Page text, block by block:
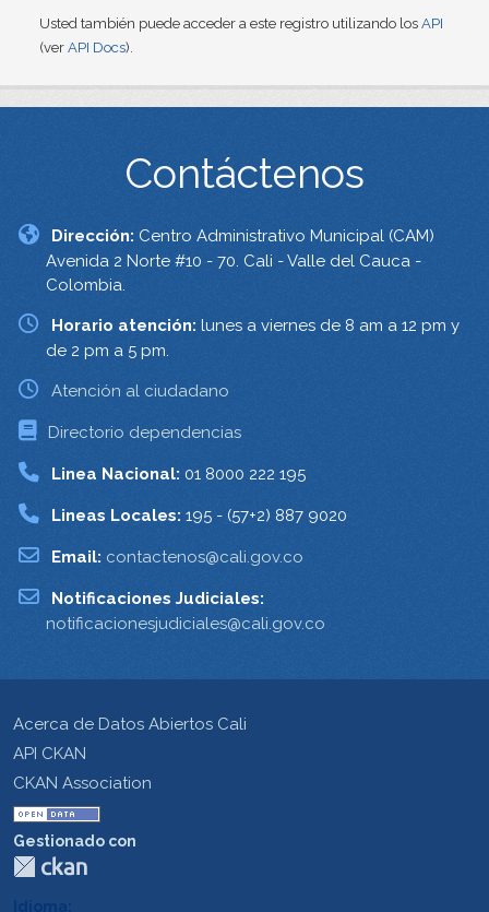
Usted también puede acceder a este registro utilizando los API
(ver API Docs).
Contáctenos
Dirección: Centro Administrativo Municipal (CAM)
Avenida 2 Norte #10 - 70. Cali - Valle del Cauca -
Colombia.
Horario atención: lunes a viernes de 8 am a 12 pm y
de 2 pm a 5 pm.
Atención al ciudadano
Directorio dependencias
Linea Nacional: 01 8000 222 195
Lineas Locales: 195 - (57+2) 887 9020
Email: contactenos@cali.gov.co
Notificaciones Judiciales:
notificacionesjudiciales@cali.gov.co
Acerca de Datos Abiertos Cali
API CKAN
CKAN Association
Gestionado con